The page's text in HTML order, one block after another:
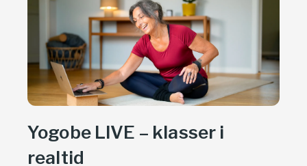
Yogobe LIVE – klasser i
realtid